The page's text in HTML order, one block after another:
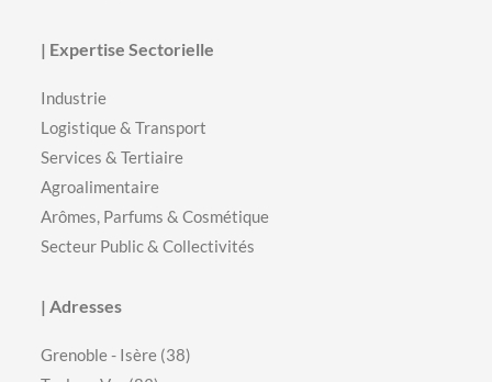
| Expertise Sectorielle
Industrie
Logistique & Transport
Services & Tertiaire
Agroalimentaire
Arômes, Parfums & Cosmétique
Secteur Public & Collectivités
| Adresses
Grenoble - Isère (38)